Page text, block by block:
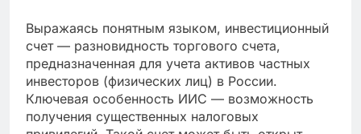
Выражаясь понятным языком, инвестиционный
счет — разновидность торгового счета,
предназначенная для учета активов частных
инвесторов (физических лиц) в России.
Ключевая особенность ИИС — возможность
получения существенных налоговых